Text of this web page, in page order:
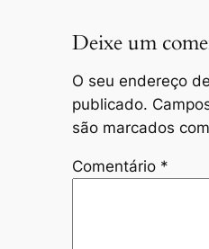
Deixe um
O seu endereço
publicado.
são marcados com
Comentário *